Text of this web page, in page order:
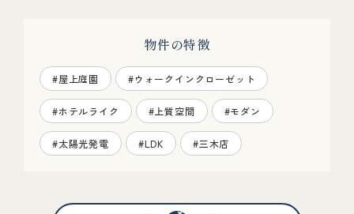
物件の特徴
#屋上庭園 #ウォークインクローゼット
#ホテルライク #上質空間 #モダン
#太陽光発電 #LDK #三木店